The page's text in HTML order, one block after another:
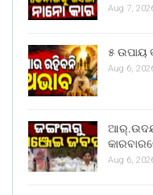
Aug 7,
୫ ଉପାୟ
Aug 6,
Aug 6,